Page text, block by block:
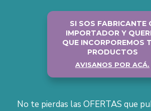
SI SOS FABRICANTE
IMPORTADOR Y
QUE INCORPOREMOS
PRODUCTOS
AVISANOS POR ACÁ.
No te pierdas las OFERTAS que